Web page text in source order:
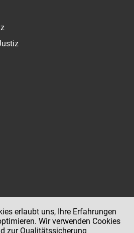
erlaubt uns, Ihre Erfahrungen
Wir verwenden Cookies
zur Qualitätssicherung